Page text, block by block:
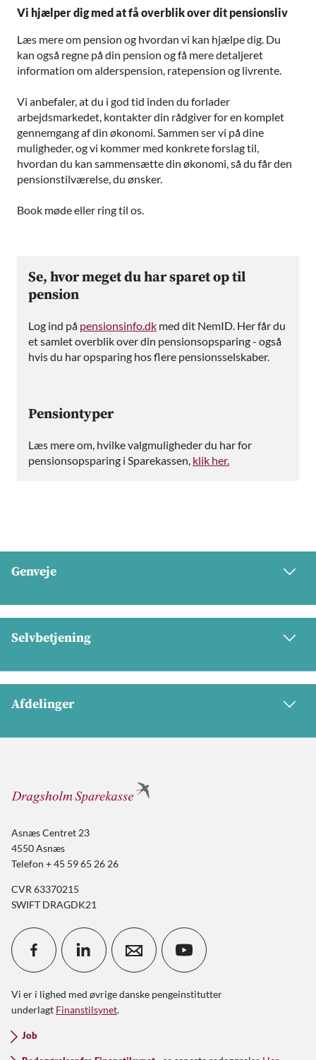
Vi hjælper dig med at få overblik over dit pensionsliv
Læs mere om pension og hvordan vi kan hjælpe dig. Du
kan også regne på din pension og få mere detaljeret
information om alderspension, ratepension og livrente.
Vi anbefaler, at du i god tid inden du forlader
arbejdsmarkedet, kontakter din rådgiver for en komplet
gennemgang af din økonomi. Sammen ser vi på dine
muligheder, og vi kommer med konkrete forslag til,
hvordan du kan sammensætte din økonomi, så du får den
pensionstilværelse, du ønsker.
Book møde eller ring til os.
Se, hvor meget du har sparet op til
pension
Log ind på pensionsinfo.dk med dit NemID. Her får du
et samlet overblik over din pensionsopsparing - også
hvis du har opsparing hos flere pensionsselskaber.
Pensiontyper
Læs mere om, hvilke valgmuligheder du har for
pensionsopsparing i Sparekassen, klik her.
Genveje
Selvbetjening
Afdelinger
Asnæs Centret 23
4550 Asnæs
Telefon + 45 59 65 26 26
CVR 63370215
SWIFT DRAGDK21
Vi er i lighed med øvrige danske pengeinstitutter
underlagt Finanstilsynet.
Job